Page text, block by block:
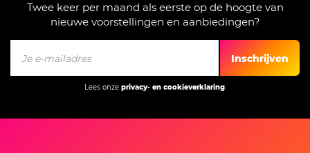
Twee keer per maand als eerste op de hoogte van
nieuwe voorstellingen en aanbiedingen?
Inschrijven
Lees onze privacy- en cookieverklaring.